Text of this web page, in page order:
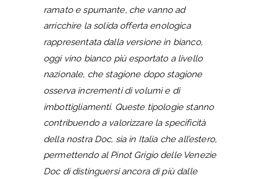
ramato e spumante, che vanno ad
arricchire la solida offerta enologica
rappresentata dalla versione in bianco,
oggi vino bianco più esportato a livello
nazionale, che stagione dopo stagione
osserva incrementi di volumi e di
imbottigliamenti. Queste tipologie stanno
contribuendo a valorizzare la specificità
della nostra Doc, sia in Italia che all’estero,
permettendo al Pinot Grigio delle Venezie
Doc di distinguersi ancora di più dalle